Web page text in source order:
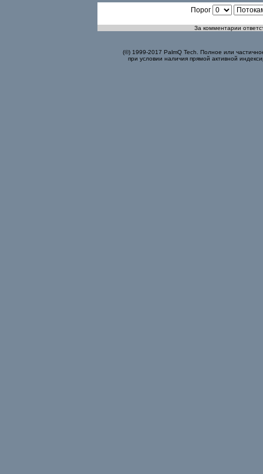
Порог
За комментарии
(©) 1999-2017 PalmQ Tech. Полное или
при условии наличия прямой активной